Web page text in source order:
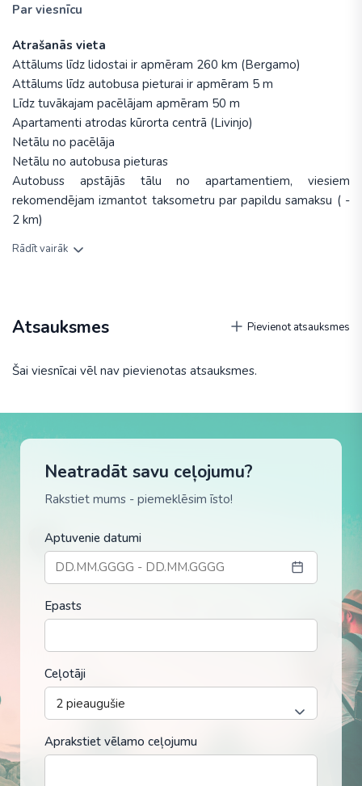
Par viesnīcu
Atrašanās vieta
Attālums līdz lidostai ir apmēram 260 km (Bergamo)
Attālums līdz autobusa pieturai ir apmēram 5 m
Līdz tuvākajam pacēlājam apmēram 50 m
Apartamenti atrodas kūrorta centrā (Livinjo)
Netālu no pacēlāja
Netālu no autobusa pieturas
Autobuss apstājās tālu no apartamentiem, viesiem
rekomendējam izmantot taksometru par papildu samaksu ( -
2 km)
Rādīt vairāk
Atsauksmes Pievienot atsauksmes
Šai viesnīcai vēl nav pievienotas atsauksmes.
Neatradāt savu ceļojumu?
Rakstiet mums - piemeklēsim īsto!
Aptuvenie datumi
Epasts
Ceļotāji
Aprakstiet vēlamo ceļojumu